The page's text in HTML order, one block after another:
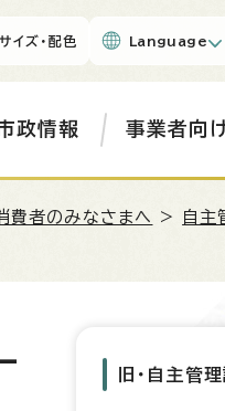
イズ・配色 Language
政情報 事業者向
費者のみなさまへ > 自主
旧・自主管